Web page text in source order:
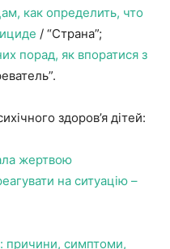
как определить, что
/ “Страна”;
порад, як впоратися з
здоров’я дітей:
жертвою
на ситуацію –
причини, симптоми,